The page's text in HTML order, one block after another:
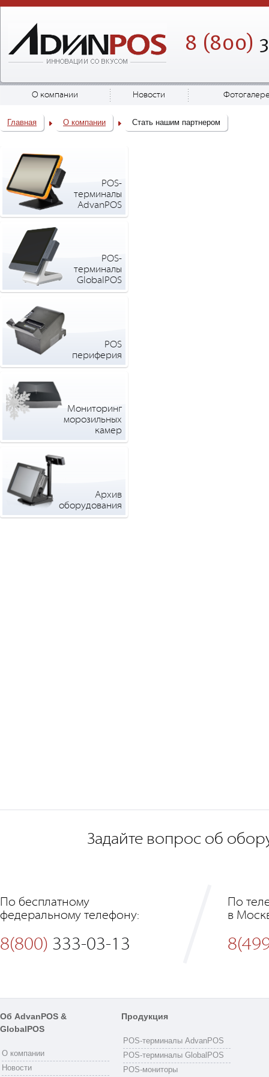
8 (800)
О компании Новости
Главная О компании Стать нашим партнером
POS-
терминалы
AdvanPOS
POS-
терминалы
GlobalPOS
POS
периферия
Мониторинг
морозильных
камер
Архив
оборудования
Задайте вопрос об
По бесплатному
федеральному телефону:
8(800) 333-03-13
По
в
Об AdvanPOS &
GlobalPOS
О компании
Новости
Продукция
POS-терминалы AdvanPOS
POS-терминалы GlobalPOS
POS-мониторы